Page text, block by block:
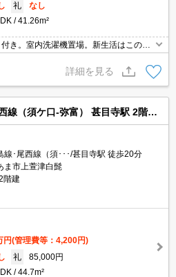
礼
なし
41.26m²
き。室内洗濯機置場。新生活はこのお
詳細を見る
（須ケ口-弥富） 甚目寺駅 2階建 築3年
線･尾西線（須･･･/甚目寺駅 徒歩20分
ま市上萱津白髭
階建
円(管理費等：4,200円)
礼
85,000円
44.7m²